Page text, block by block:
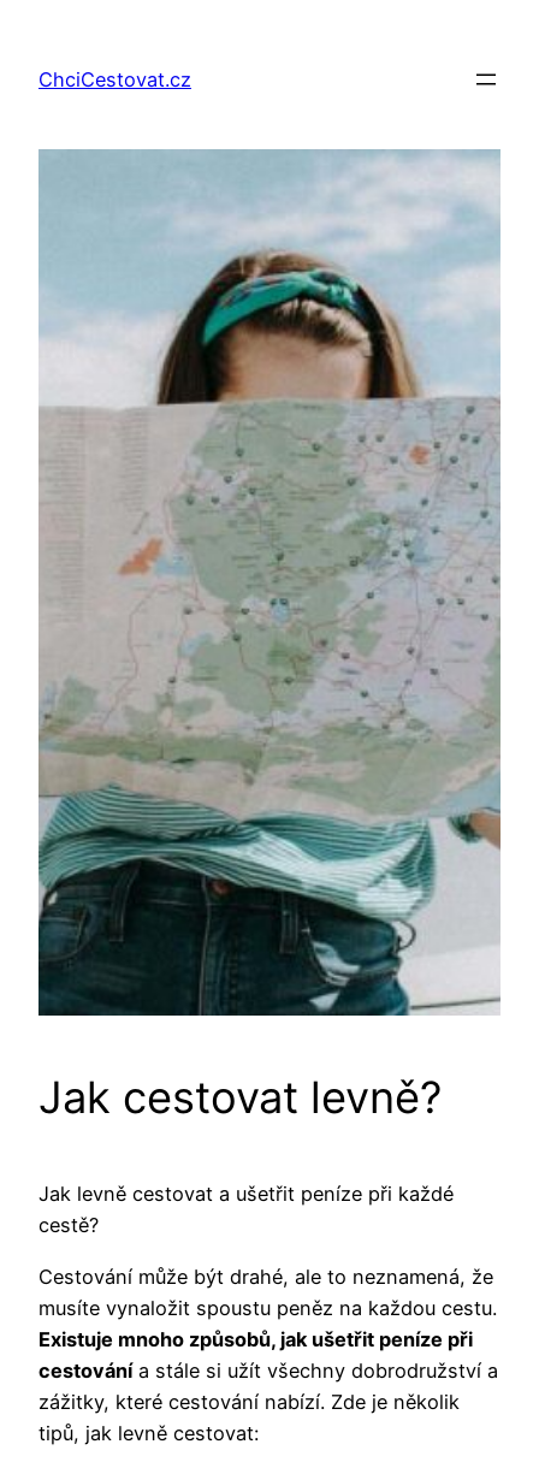
obsah
ChciCestovat.cz
Jak cestovat levně?
Jak levně cestovat a ušetřit peníze při každé
cestě?
Cestování může být drahé, ale to neznamená, že
musíte vynaložit spoustu peněz na každou cestu.
Existuje mnoho způsobů, jak ušetřit peníze při
cestovánía stále si užít všechny dobrodružství a
zážitky, které cestování nabízí. Zde je několik
tipů, jak levně cestovat: